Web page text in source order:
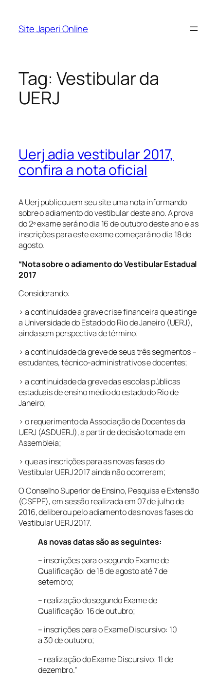
Site Japeri Online
Tag: Vestibular da
UERJ
Uerj adia vestibular 2017,
confira a nota oficial
A Uerj publicou em seu site uma nota informando
sobre o adiamento do vestibular deste ano. A prova
do 2º exame será no dia 16 de outubro deste ano e as
inscrições para este exame começará no dia 18 de
agosto.
“Nota sobre o adiamento do Vestibular Estadual
2017
Considerando:
> a continuidade a grave crise financeira que atinge
a Universidade do Estado do Rio de Janeiro (UERJ),
ainda sem perspectiva de término;
> a continuidade da greve de seus três segmentos –
estudantes, técnico-administrativos e docentes;
> a continuidade da greve das escolas públicas
estaduais de ensino médio do estado do Rio de
Janeiro;
> o requerimento da Associação de Docentes da
UERJ (ASDUERJ), a partir de decisão tomada em
Assembleia;
> que as inscrições para as novas fases do
Vestibular UERJ 2017 ainda não ocorreram;
O Conselho Superior de Ensino, Pesquisa e Extensão
(CSEPE), em sessão realizada em 07 de julho de
2016, deliberou pelo adiamento das novas fases do
Vestibular UERJ 2017.
As novas datas são as seguintes:
– inscrições para o segundo Exame de
Qualificação: de 18 de agosto até 7 de
setembro;
– realização do segundo Exame de
Qualificação: 16 de outubro;
– inscrições para o Exame Discursivo: 10
a 30 de outubro;
– realização do Exame Discursivo: 11 de
dezembro.”